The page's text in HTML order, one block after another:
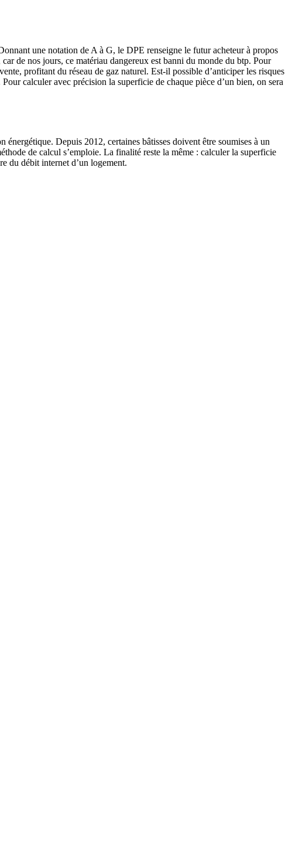
une notation de A à G, le DPE renseigne le futur acheteur à propos
de nos jours, ce matériau dangereux est banni du monde du btp. Pour
profitant du réseau de gaz naturel. Est-il possible d’anticiper les risques
calculer avec précision la superficie de chaque pièce d’un bien, on sera
Depuis 2012, certaines bâtisses doivent être soumises à un
de calcul s’emploie. La finalité reste la même : calculer la superficie
du débit internet d’un logement.